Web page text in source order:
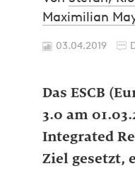
Maximilian
03.04.2019
Das ESCB
3.0 am
Integrated
Ziel gesetzt,